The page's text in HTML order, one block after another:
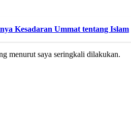
Kesadaran Ummat tentang Islam
menurut saya seringkali dilakukan.